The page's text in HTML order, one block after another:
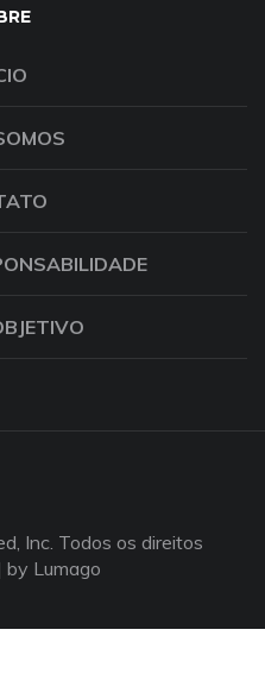
Inc. Todos os direitos
by Lumago